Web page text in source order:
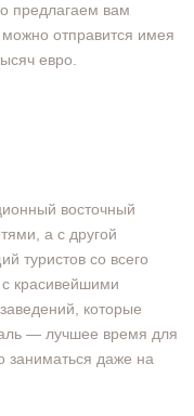
предлагаем вам
отправится имея
евро.
восточный
а с другой
туристов со всего
красивейшими
которые
— лучшее время для
заниматься даже на